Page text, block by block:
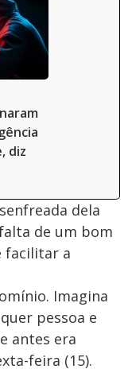
diz
dela
de um bom
facilitar a
Imagina
pessoa e
antes era
feira (15).